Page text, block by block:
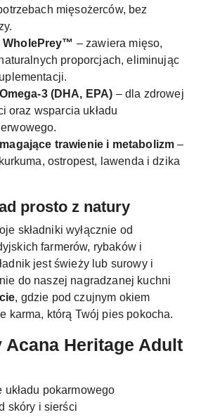
mięsożerców, bez
WholePrey™ – zawiera mięso,
proporcjach, eliminując
3 (DHA, EPA) – dla zdrowej
oraz wsparcia układu
trawienie i metabolizm –
ostropest, lawenda i dzika
prosto z natury
składniki wyłącznie od
farmerów, rybaków i
jest świeży lub surowy i
do naszej nagradzanej kuchni
, gdzie pod czujnym okiem
karma, którą Twój pies pokocha.
Acana Heritage Adult
pokarmowego
skóry i sierści